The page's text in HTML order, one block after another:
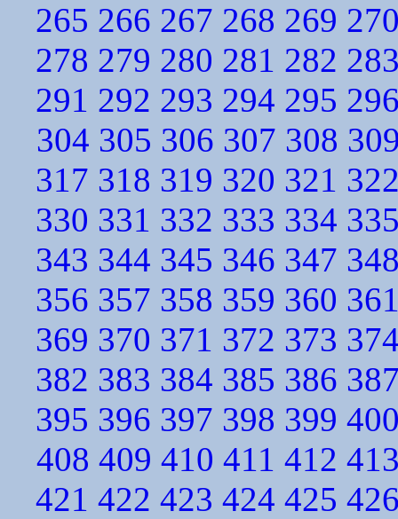
265 266 267 268 269
278 279 280 281 282
291 292 293 294 295
304 305 306 307 308
317 318 319 320 321
330 331 332 333 334
343 344 345 346 347
356 357 358 359 360
369 370 371 372 373
382 383 384 385 386
395 396 397 398 399
408 409 410 411 412
421 422 423 424 425